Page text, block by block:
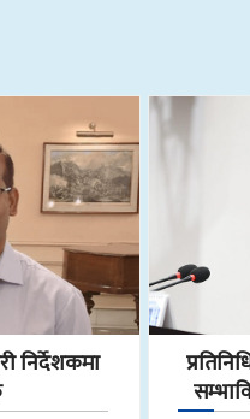
निर्देशकमा